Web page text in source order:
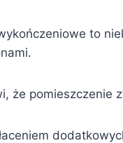
to
że pomieszczenie